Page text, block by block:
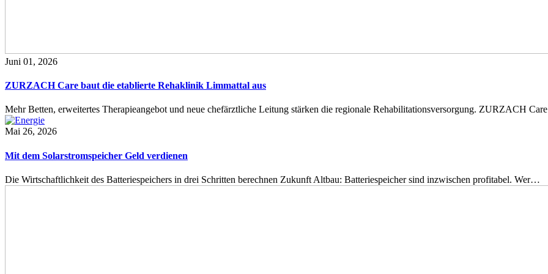
Juni 01, 2026
ZURZACH Care baut die etablierte Rehaklinik Limmattal aus
Mehr Betten, erweitertes Therapieangebot und neue chefärztliche Leitung stärken die regionale Rehabilitationsversorgung. ZURZACH
Mai 26, 2026
Mit dem Solarstromspeicher Geld verdienen
Die Wirtschaftlichkeit des Batteriespeichers in drei Schritten berechnen Zukunft Altbau: Batteriespeicher sind inzwischen profitabel. Wer…